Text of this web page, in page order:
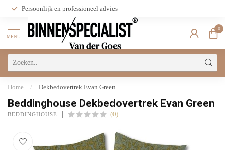
Persoonlijk en professioneel advies
MENU
0
Home / Dekbedovertrek Evan Green
Beddinghouse Dekbedovertrek Evan Green
BEDDINGHOUSE (0)